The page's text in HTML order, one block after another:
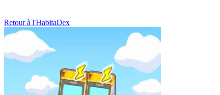
Retour à l'HabitaDex